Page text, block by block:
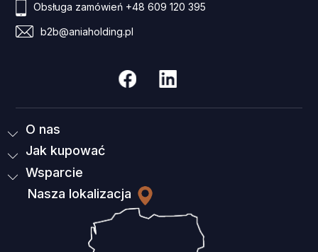
Obsługa zamówień +48 609 120 395
b2b@aniaholding.pl
O nas
Jak kupować
Wsparcie
Nasza lokalizacja